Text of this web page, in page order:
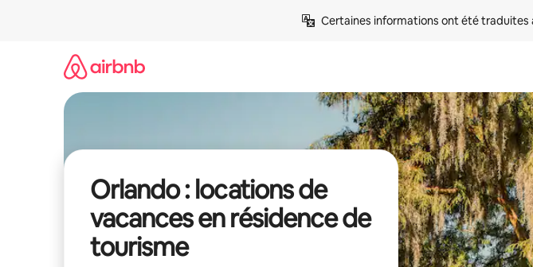
Certaines informations ont été
Orlando : locations de
vacances en résidence de
tourisme